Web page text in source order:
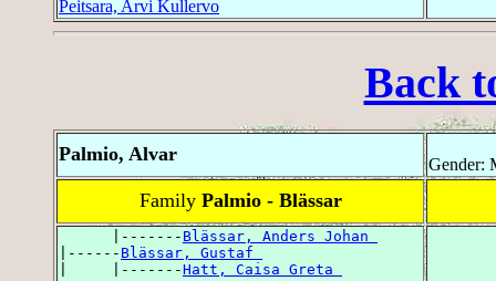
Peitsara, Arvi Kullervo
Back
Palmio, Alvar Gender:
Family Palmio - Blässar
      |-------
Blässar, Anders Johan
|------ Blässar, Gustaf
|     |-------Hatt, Caisa Greta